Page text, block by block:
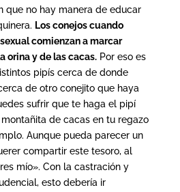
que no hay manera de educar
Los conejos cuando
comienzan a marcar
orina y de las cacas.Por eso es
pipís cerca de donde
de otro conejito que haya
sufrir que te haga el pipí
de cacas en tu regazo
Aunque pueda parecer un
compartir este tesoro, al
mío». Con la castración y
esto debería ir